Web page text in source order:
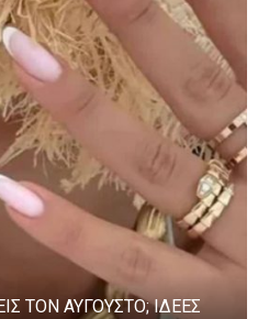
ΤΟΝ ΑΥΓΟΥΣΤΟ; ΙΔΕΕΣ